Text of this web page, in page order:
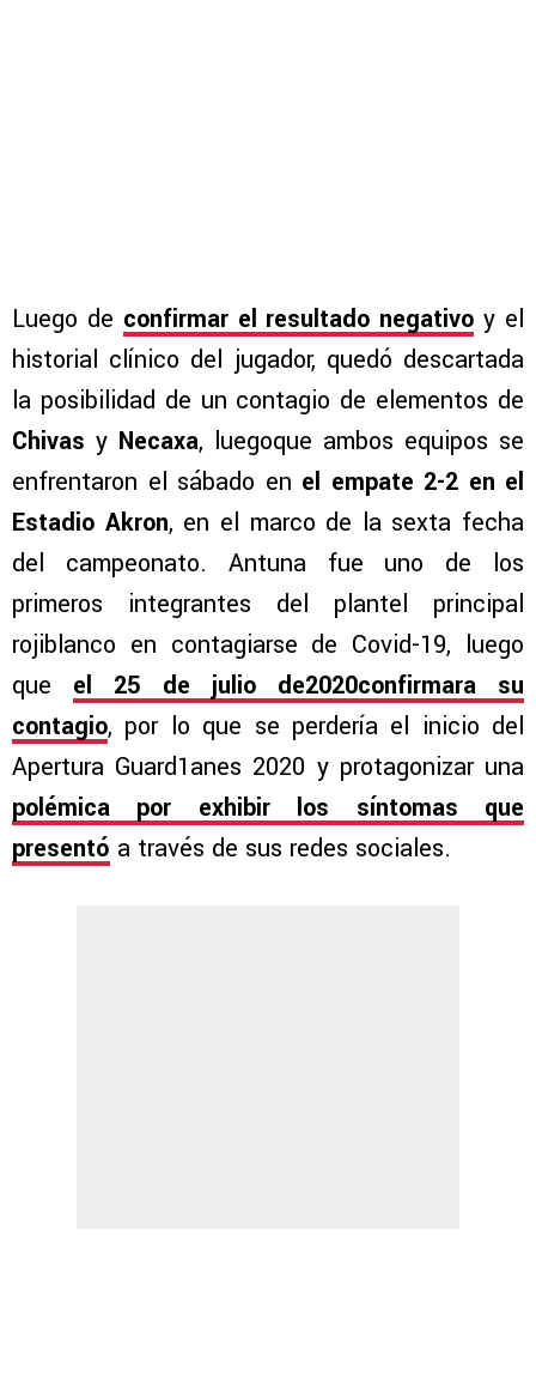
Luego de confirmar el resultado negativo y el
historial clínico del jugador, quedó descartada
la posibilidad de un contagio de elementos de
Chivas y Necaxa, luegoque ambos equipos se
enfrentaron el sábado en el empate 2-2 en el
Estadio Akron, en el marco de la sexta fecha
del campeonato. Antuna fue uno de los
primeros integrantes del plantel principal
rojiblanco en contagiarse de Covid-19, luego
que el 25 de julio de2020confirmara su
contagio, por lo que se perdería el inicio del
Apertura Guard1anes 2020 y protagonizar una
polémica por exhibir los síntomas que
presentó a través de sus redes sociales.